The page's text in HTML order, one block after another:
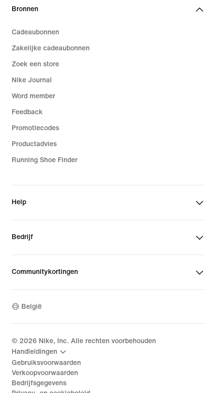
Bronnen
Cadeaubonnen
Zakelijke cadeaubonnen
Zoek een store
Nike Journal
Word member
Feedback
Promotiecodes
Productadvies
Running Shoe Finder
Help
Bedrijf
Communitykortingen
België
© 2026 Nike, Inc. Alle rechten voorbehouden
Handleidingen
Gebruiksvoorwaarden
Verkoopvoorwaarden
Bedrijfsgegevens